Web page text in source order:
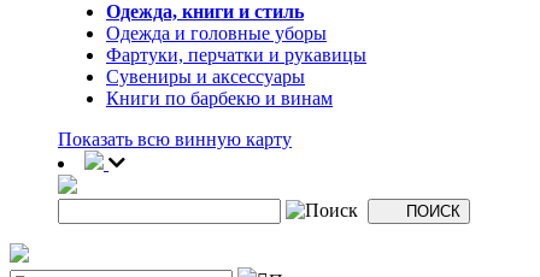
Одежда, книги и стиль
Одежда и головные уборы
Фартуки, перчатки и рукавицы
Сувениры и аксессуары
Книги по барбекю и винам
Показать всю винную карту